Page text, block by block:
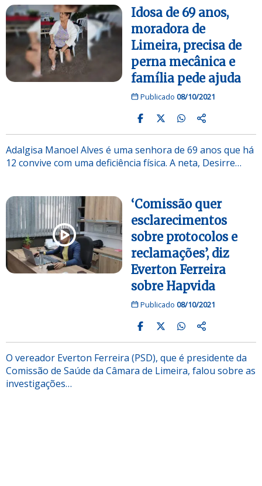
Idosa de 69 anos,
moradora de
Limeira, precisa de
perna mecânica e
família pede ajuda
Publicado 08/10/2021
Adalgisa Manoel Alves é uma senhora de 69 anos que há
12 convive com uma deficiência física. A neta, Desirre…
‘Comissão quer
esclarecimentos
sobre protocolos e
reclamações’, diz
Everton Ferreira
sobre Hapvida
Publicado 08/10/2021
O vereador Everton Ferreira (PSD), que é presidente da
Comissão de Saúde da Câmara de Limeira, falou sobre as
investigações…